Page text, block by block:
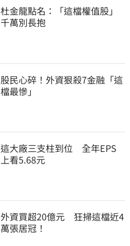
杜金龍點名：「這檔權值股」
千萬別長抱
股民心碎！外資狠殺7金融「這
檔最慘」
這大廠三支柱到位　全年EPS
上看5.68元
外資買超20億元　狂掃這檔近4
萬張居冠！